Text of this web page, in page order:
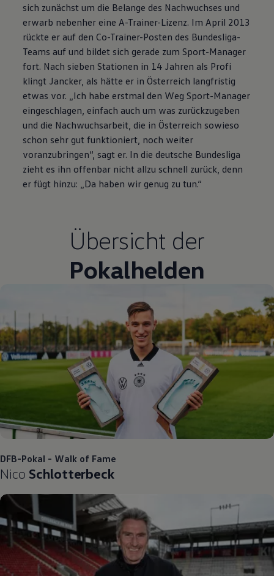
sich zunächst um die Belange des Nachwuchses und
erwarb nebenher eine A-Trainer-Lizenz. Im April 2013
rückte er auf den Co-Trainer-Posten des Bundesliga-
Teams auf und bildet sich gerade zum Sport-Manager
fort. Nach sieben Stationen in 14 Jahren als Profi
klingt Jancker, als hätte er in Österreich langfristig
etwas vor. „Ich habe erstmal den Weg Sport-Manager
eingeschlagen, einfach auch um was zurückzugeben
und die Nachwuchsarbeit, die in Österreich sowieso
schon sehr gut funktioniert, noch weiter
voranzubringen“, sagt er. In die deutsche Bundesliga
zieht es ihn offenbar nicht allzu schnell zurück, denn
er fügt hinzu: „Da haben wir genug zu tun.“
Übersicht der
Pokalhelden
DFB-Pokal - Walk of Fame
Nico Schlotterbeck